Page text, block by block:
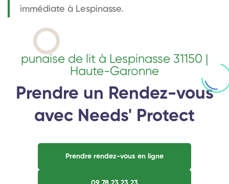
immédiate à Lespinasse.
punaise de lit à Lespinasse 31150 |
Haute-Garonne
Prendre un Rendez-vous
avec Needs' Protect
Prendre rendez-vous en ligne